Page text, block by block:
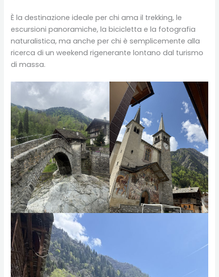
È la destinazione ideale per chi ama il trekking, le
escursioni panoramiche, la bicicletta e la fotografia
naturalistica, ma anche per chi è semplicemente alla
ricerca di un weekend rigenerante lontano dal turismo
di massa.